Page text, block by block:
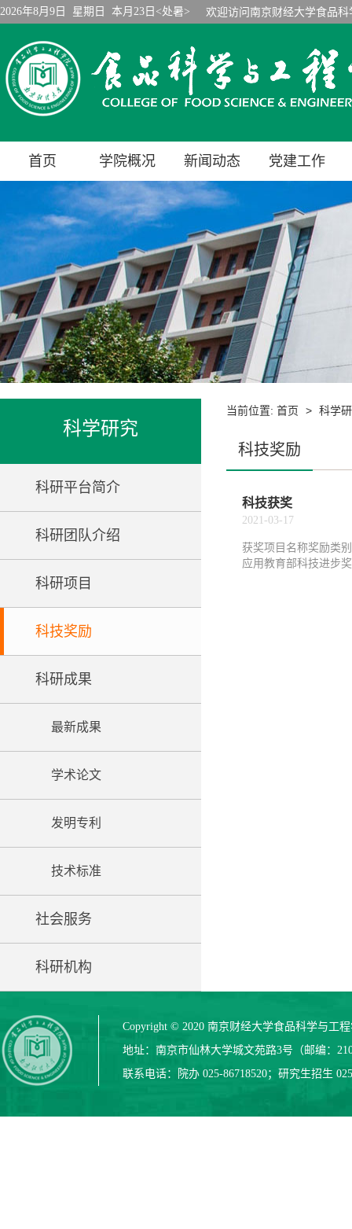
2026年8月9日 星期日 本月23日<处暑> 欢迎访问南京财经大学食品
首页 学院概况 新闻动态 党建工作
科学研究
科研平台简介
科研团队介绍
科研项目
科技奖励
科研成果
最新成果
学术论文
发明专利
技术标准
社会服务
科研机构
当前位置: 首页 > 科学
科技奖励
科技获奖
2021-03-17
获奖项目名称奖励类
应用教育部科技进步
Copyright © 2020 南京财经大学食品科学与工
地址：南京市仙林大学城文苑路3号（邮编：
联系电话：院办 025-86718520；研究生招生